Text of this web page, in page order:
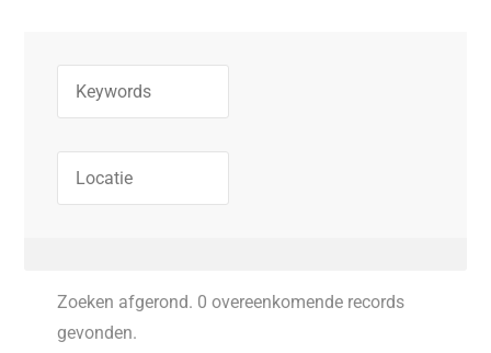
Zoeken afgerond. 0 overeenkomende records
gevonden.